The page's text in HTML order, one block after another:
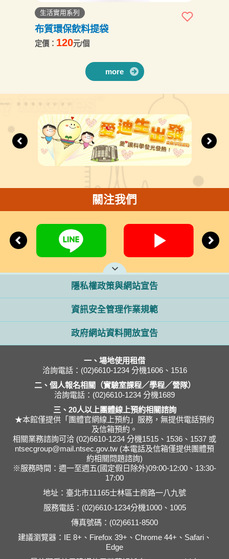
生活實用系列
布質環保飲料提袋
定價： 120元/個
more
關注我們
隱私權政策與網站宣告
資訊安全管理作業規範
政府網站資料開放宣告
一、場地使用租借
洽詢電話：(02)6610-1234 分機1606、1516
二、個人報名相關（實驗室課程／學程／營隊）
洽詢電話：(02)6610-1234 分機1689
三、20人以上團體線上預約相關諮詢
★本館僅提供「團體官網線上預約」服務，無提供電話預約
及信箱預約。
相關業務諮詢可洽 (02)6610-1234 分機1515、1536、1537 或
ntsecgroup@mail.ntsec.gov.tw (本電話及信箱僅提供團體預
約相關問題諮詢)
※服務時間：週一至週五(國定假日除外)09:00-12:00、13:30-
17:00
地址：臺北市11165士林區士商路一八九號
服務電話：(02)6610-1234分機1000、1005
傳真號碼：(02)6611-8500
建議瀏覽器：IE 8+、Firefox 39+、Chrome 44+、Safari、
Edge